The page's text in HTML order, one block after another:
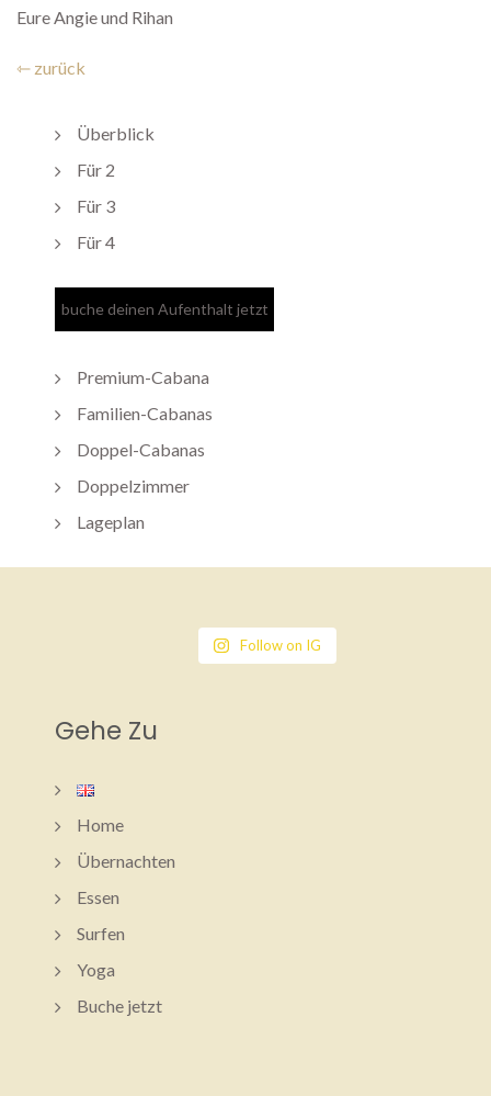
Eure Angie und Rihan
⇽ zurück
Überblick
Für 2
Für 3
Für 4
Premium-Cabana
Familien-Cabanas
Doppel-Cabanas
Doppelzimmer
Lageplan
Follow on IG
Gehe Zu
Home
Übernachten
Essen
Surfen
Yoga
Buche jetzt